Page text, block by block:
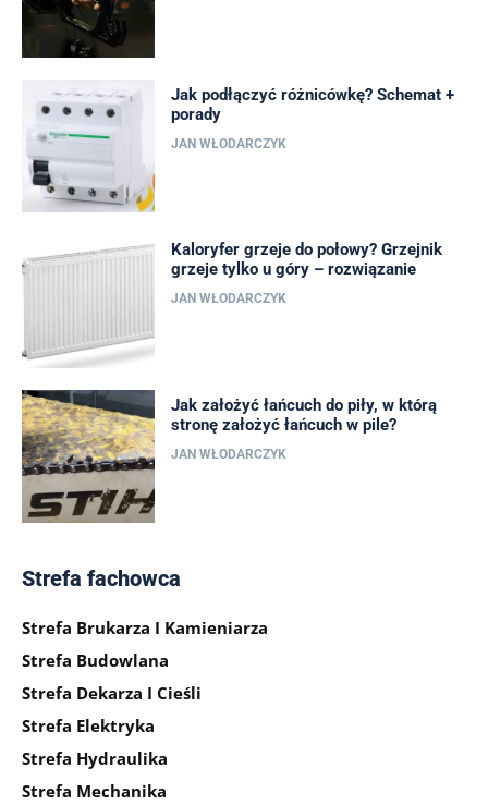
Jak podłączyć różnicówkę? Schemat +
porady
JAN WŁODARCZYK
Kaloryfer grzeje do połowy? Grzejnik
grzeje tylko u góry – rozwiązanie
JAN WŁODARCZYK
Jak założyć łańcuch do piły, w którą
stronę założyć łańcuch w pile?
JAN WŁODARCZYK
Strefa fachowca
Strefa Brukarza I Kamieniarza
Strefa Budowlana
Strefa Dekarza I Cieśli
Strefa Elektryka
Strefa Hydraulika
Strefa Mechanika